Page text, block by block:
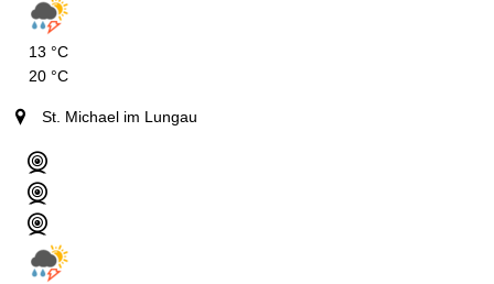
13 °C
20 °C
St. Michael im Lungau